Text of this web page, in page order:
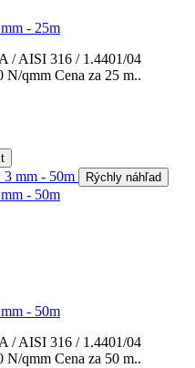
- 25m
/ AISI 316 / 1.4401/04
qmm Cena za 25 m..
Rýchly náhľad
- 50m
- 50m
/ AISI 316 / 1.4401/04
qmm Cena za 50 m..